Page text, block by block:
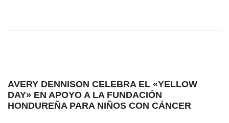
AVERY DENNISON CELEBRA EL «YELLOW
DAY» EN APOYO A LA FUNDACIÓN
HONDUREÑA PARA NIÑOS CON CÁNCER